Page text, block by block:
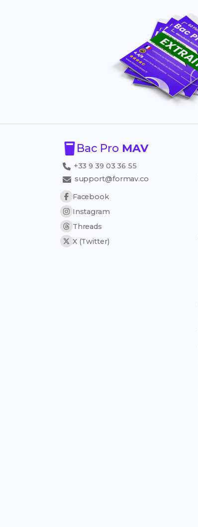
Bac Pro MAV
+33 9 39 03 36 55
support@formav.co
Facebook
Instagram
Threads
X (Twitter)